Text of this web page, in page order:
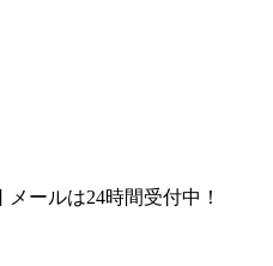
ールは24時間受付中！